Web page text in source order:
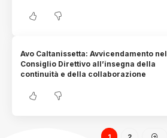
Avo Caltanissetta: Avvicendamento nel
Consiglio Direttivo all’insegna della
continuità e della collaborazione